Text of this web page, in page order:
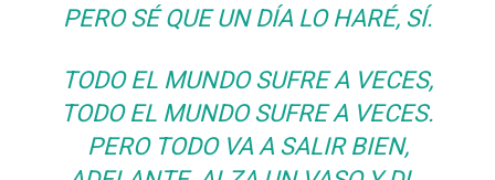
PERO SÉ QUE UN DÍA LO HARÉ, SÍ.
TODO EL MUNDO SUFRE A VECES,
TODO EL MUNDO SUFRE A VECES.
PERO TODO VA A SALIR BIEN,